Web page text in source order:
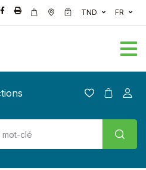
TND FR